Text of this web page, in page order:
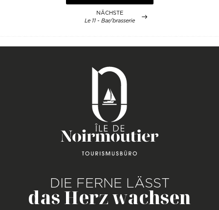
NÄCHSTE
Le 11 - Bar/brasserie
DIE FERNE LÄSST
das Herz wachsen